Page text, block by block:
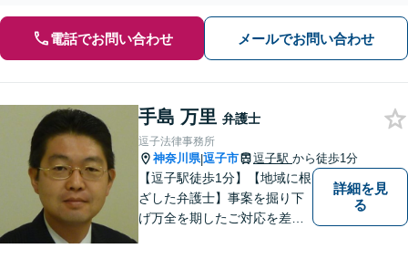
電話でお問い合わせ メールでお問い合わせ
手島 万里 弁護士
逗子法律事務所
神奈川県|逗子市 逗子駅 から徒歩1分
【逗子駅徒歩1分】【地域に根
ざした弁護士】事案を掘り下
げ万全を期したご対応を差し
詳細を見
る